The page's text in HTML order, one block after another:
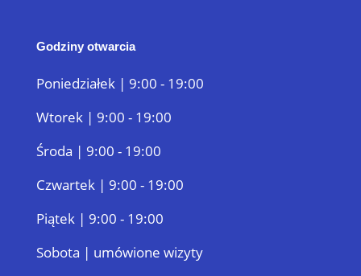
Godziny otwarcia
Poniedziałek | 9:00 - 19:00
Wtorek | 9:00 - 19:00
Środa | 9:00 - 19:00
Czwartek | 9:00 - 19:00
Piątek | 9:00 - 19:00
Sobota | umówione wizyty